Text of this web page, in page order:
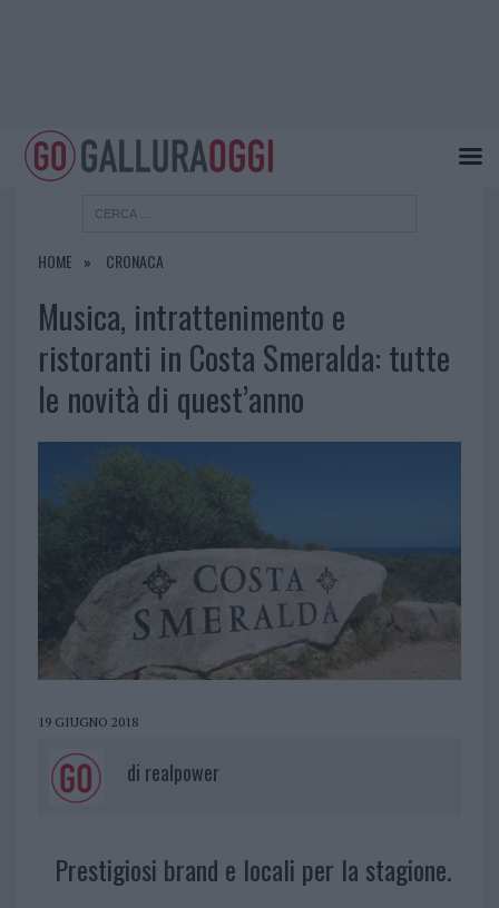
HOME CRONACA
Musica, intrattenimento e
ristoranti in Costa Smeralda: tutte
le novità di quest’anno
19 GIUGNO 2018
di realpower
Prestigiosi brand e locali per la stagione.